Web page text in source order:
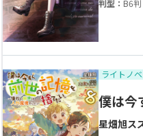
判型： B6判
ライトノ
僕は今
星畑旭ス